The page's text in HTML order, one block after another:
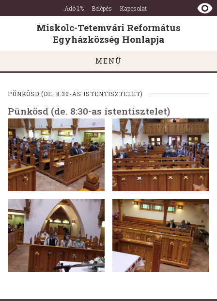
Miskolc-
Tetemvári
Református
Egyházközség
Honlapja
Ugrás a tartalomra
Ugrás a láblécre
Adó 1% Belépés Kapcsolat
Miskolc-Tetemvári Református
Egyházközség Honlapja
MENÜ
PÜNKÖSD (DE. 8:30-AS ISTENTISZTELET)
Pünkösd (de. 8:30-as istentisztelet)